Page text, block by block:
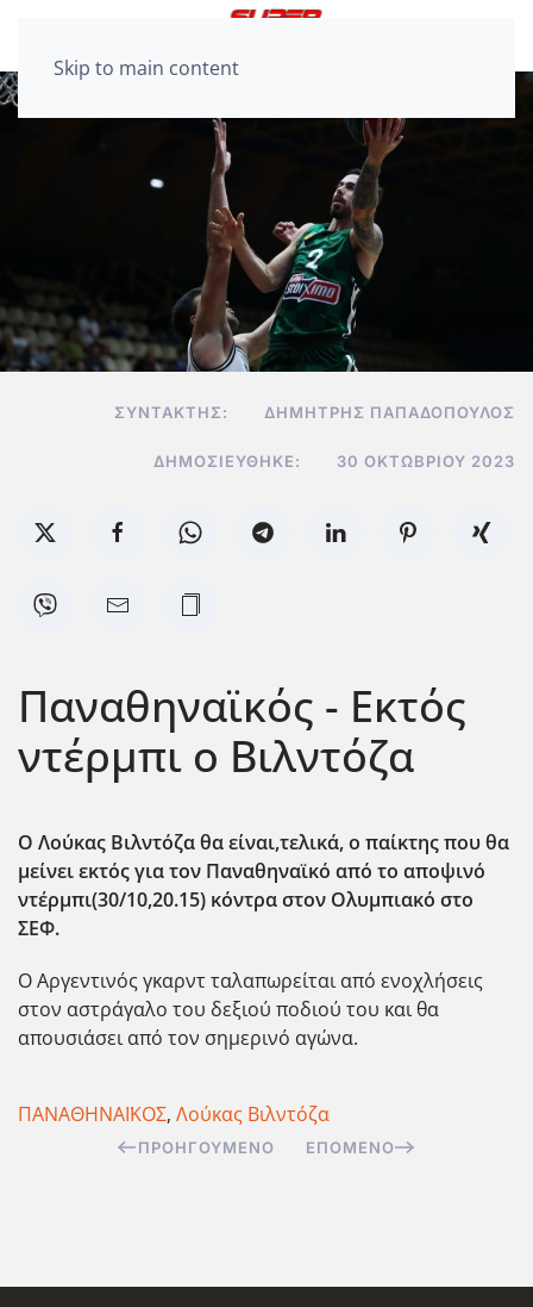
Skip to main content
ΣΥΝΤΆΚΤΗΣ: ΔΗΜΉΤΡΗΣ ΠΑΠΑΔΌΠΟΥΛΟΣ
ΔΗΜΟΣΙΕΎΘΗΚΕ: 30 ΟΚΤΩΒΡΊΟΥ 2023
Παναθηναϊκός - Εκτός
ντέρμπι ο Βιλντόζα
Ο Λούκας Βιλντόζα θα είναι,τελικά, ο παίκτης που θα
μείνει εκτός για τον Παναθηναϊκό από το αποψινό
ντέρμπι(30/10,20.15) κόντρα στον Ολυμπιακό στο
ΣΕΦ.
Ο Αργεντινός γκαρντ ταλαπωρείται από ενοχλήσεις
στον αστράγαλο του δεξιού ποδιού του και θα
απουσιάσει από τον σημερινό αγώνα.
ΠΑΝΑΘΗΝΑΪΚΟΣ, Λούκας Βιλντόζα
ΠΡΟΗΓΟΎΜΕΝΟ ΕΠΌΜΕΝΟ